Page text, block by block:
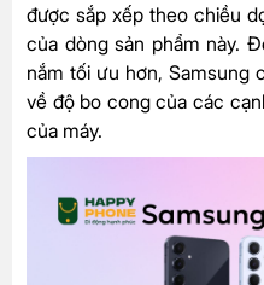
được sắp xếp theo chiều
của dòng sản phẩm này.
nắm tối ưu hơn, Samsung
về độ bo cong của các
của máy.